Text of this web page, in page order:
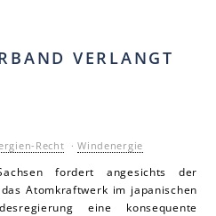
VERLANGT
Recht ·Windenergie
fordert angesichts der
Atomkraftwerk im japanischen
eine konsequente